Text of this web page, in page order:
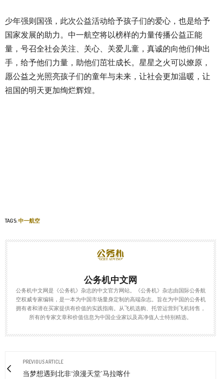
少年强则国强，此次公益活动给予孩子们的爱心，也是给予
国家发展的助力。中一航空将以榜样的力量传播公益正能
量，号召全社会关注、关心、关爱儿童，真诚的向他们伸出
手，给予他们力量，助他们茁壮成长。星星之火可以燎原，
愿公益之光照亮孩子们的童年与未来，让社会更加温暖，让
祖国的明天更加绚烂辉煌。
TAGS:中一航空
公务机中文网
公务机中文网是《公务机》杂志的中文官方网站。《公务机》杂志由国际公务航
空权威专家编辑，是一本为中国市场量身定制的高端杂志。旨在为中国的公务机
拥有者和潜在买家提供有价值的实践指南。从飞机选购、托管运营到飞机转售，
所有的专家文章和价值信息为中国企业家以及高净值人士特别精选。
PREVIOUS ARTICLE
当梦想遇到北非“浪漫天堂”马拉喀什